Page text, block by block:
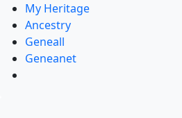
My Heritage
Ancestry
Geneall
Geneanet